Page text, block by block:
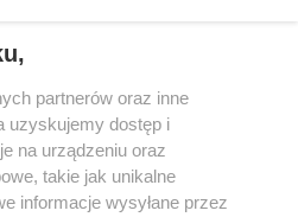
Ostrów Wlkp.).
Patronat
Dane firmowe
i ogłoszeń drobnych
Polityka prywatności
danych osobowych
partnerów oraz inne
uzyskujemy dostęp i
na urządzeniu oraz
takie jak unikalne
informacje wysyłane przez